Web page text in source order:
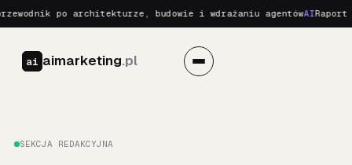
po architekturze, budowie i wdrażaniu agentówAIRaport
ai aimarketing.pl
SEKCJA REDAKCYJNA